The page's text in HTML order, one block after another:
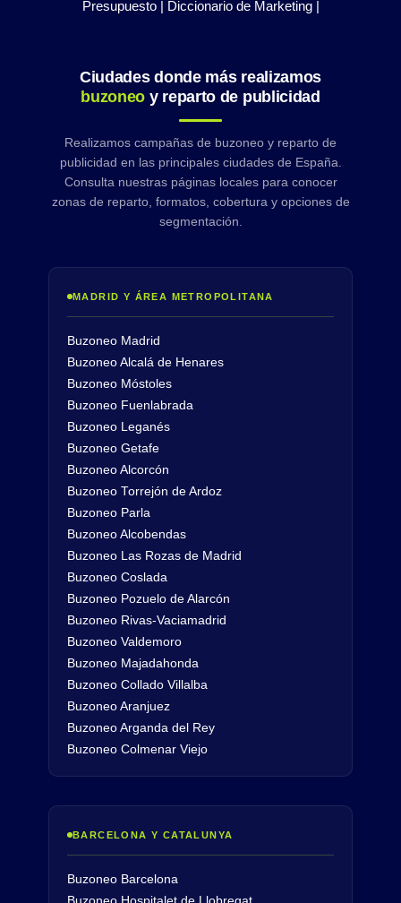
Presupuesto | Diccionario de Marketing |
Ciudades donde más realizamos
buzoneo y reparto de publicidad
Realizamos campañas de buzoneo y reparto de
publicidad en las principales ciudades de España.
Consulta nuestras páginas locales para conocer
zonas de reparto, formatos, cobertura y opciones de
segmentación.
MADRID Y ÁREA METROPOLITANA
Buzoneo Madrid
Buzoneo Alcalá de Henares
Buzoneo Móstoles
Buzoneo Fuenlabrada
Buzoneo Leganés
Buzoneo Getafe
Buzoneo Alcorcón
Buzoneo Torrejón de Ardoz
Buzoneo Parla
Buzoneo Alcobendas
Buzoneo Las Rozas de Madrid
Buzoneo Coslada
Buzoneo Pozuelo de Alarcón
Buzoneo Rivas-Vaciamadrid
Buzoneo Valdemoro
Buzoneo Majadahonda
Buzoneo Collado Villalba
Buzoneo Aranjuez
Buzoneo Arganda del Rey
Buzoneo Colmenar Viejo
BARCELONA Y CATALUNYA
Buzoneo Barcelona